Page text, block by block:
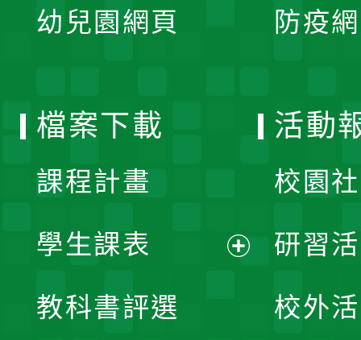
幼兒園網頁 防疫
檔案下載
課程計畫
學生課表
教科書評選
活動
校園
研習
校外